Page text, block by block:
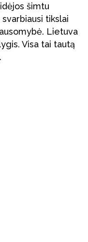
šimtu
tikslai
Lietuva
Visa tai tautą